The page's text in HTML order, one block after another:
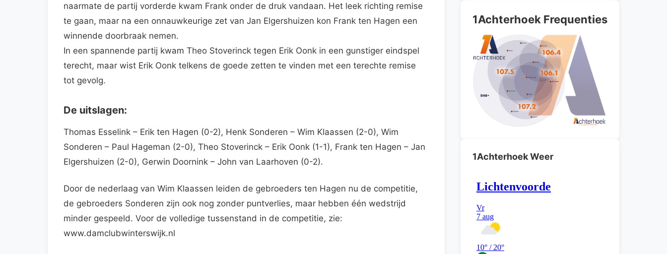
naarmate de partij vorderde kwam Frank onder de druk vandaan. Het leek richting remise
te gaan, maar na een onnauwkeurige zet van Jan Elgershuizen kon Frank ten Hagen een
winnende doorbraak nemen.
In een spannende partij kwam Theo Stoverinck tegen Erik Oonk in een gunstiger eindspel
terecht, maar wist Erik Oonk telkens de goede zetten te vinden met een terechte remise
tot gevolg.
De uitslagen:
Thomas Esselink – Erik ten Hagen (0-2), Henk Sonderen – Wim Klaassen (2-0), Wim
Sonderen – Paul Hageman (2-0), Theo Stoverinck – Erik Oonk (1-1), Frank ten Hagen – Jan
Elgershuizen (2-0), Gerwin Doornink – John van Laarhoven (0-2).
Door de nederlaag van Wim Klaassen leiden de gebroeders ten Hagen nu de competitie,
de gebroeders Sonderen zijn ook nog zonder puntverlies, maar hebben één wedstrijd
minder gespeeld. Voor de volledige tussenstand in de competitie, zie:
www.damclubwinterswijk.nl
1Achterhoek Frequenties
1Achterhoek Weer